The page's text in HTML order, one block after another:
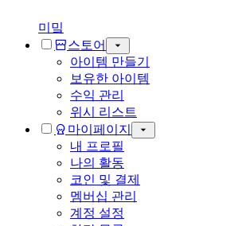
미밐
스토어
아이템 만들기
보유한 아이템
수익 관리
위시 리스트
마이페이지
내 프로필
나의 활동
코인 및 결제
멤버십 관리
계정 설정